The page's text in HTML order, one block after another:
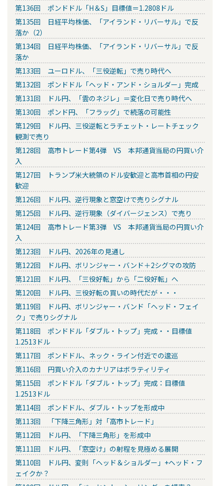
第136回 ポンドドル「H＆S」目標値＝1.2808ドル
第135回 日経平均株価、「アイランド・リバーサル」で反
落か（2）
第134回 日経平均株価、「アイランド・リバーサル」で反
落か
第133回 ユーロドル、「三役逆転」で売り時代へ
第132回 ポンドドル「ヘッド・アンド・ショルダー」完成
第131回 ドル円、「雲のネジレ」＝変化日で売り時代へ
第130回 ポンド円、「フラッグ」で続落の可能性
第129回 ドル円、三役逆転とラチェット・レートチェック
観測で売り
第128回 高市トレード第4弾 VS 本邦通貨当局の円買い介
入
第127回 トランプ米大統領のドル安歓迎と高市首相の円安
歓迎
第126回 ドル円、逆行現象と窓空けで売りシグナル
第125回 ドル円、逆行現象（ダイバージェンス）で売り
第124回 高市トレード第3弾 VS 本邦通貨当局の円買い介
入
第123回 ドル円、2026年の見通し
第122回 ドル円、ボリンジャー・バンド＋2シグマの攻防
第121回 ドル円、「三役好転」から「二役好転」へ
第120回 ドル円、三役好転の買いの時代だが・・・
第119回 ドル円、ボリンジャー・バンド「ヘッド・フェイ
ク」で売りシグナル
第118回 ポンドドル「ダブル・トップ」完成・・目標値
1.2513ドル
第117回 ポンドドル、ネック・ライン付近での逡巡
第116回 円買い介入のカナリアはボラティリティ
第115回 ポンドドル「ダブル・トップ」完成：目標値
1.2513ドル
第114回 ポンドドル、ダブル・トップを形成中
第113回 「下降三角形」対「高市トレード」
第112回 ドル円、「下降三角形」を形成中
第111回 ドル円、「窓空け」の射程を見極める展開
第110回 ドル円、変則「ヘッド＆ショルダー」+ヘッド・フ
ェイクか？